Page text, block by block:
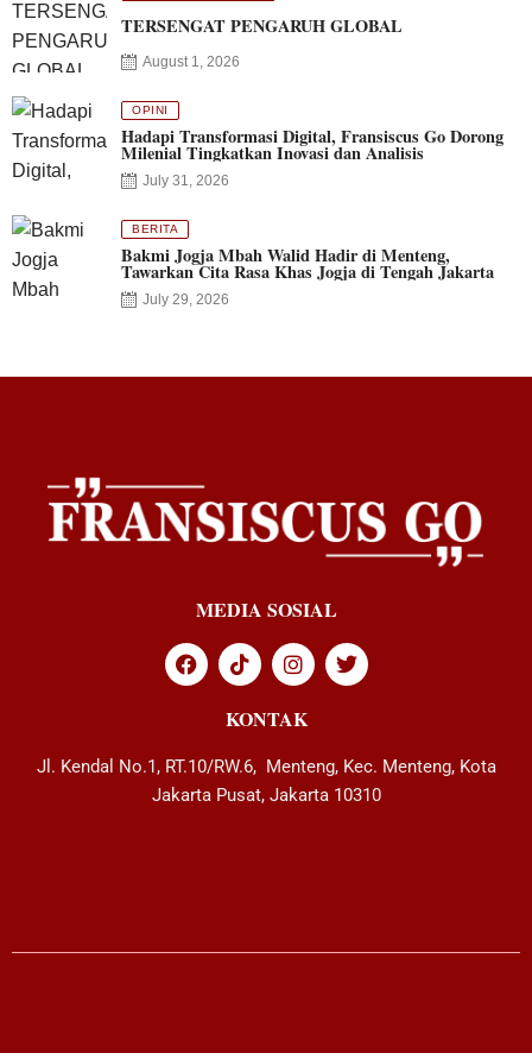
TERSENGAT PENGARUH GLOBAL
August 1, 2026
OPINI
Hadapi Transformasi Digital, Fransiscus Go Dorong
Milenial Tingkatkan Inovasi dan Analisis
July 31, 2026
BERITA
Bakmi Jogja Mbah Walid Hadir di Menteng,
Tawarkan Cita Rasa Khas Jogja di Tengah Jakarta
July 29, 2026
MEDIA SOSIAL
KONTAK
Jl. Kendal No.1, RT.10/RW.6, Menteng, Kec. Menteng, Kota
Jakarta Pusat, Jakarta 10310